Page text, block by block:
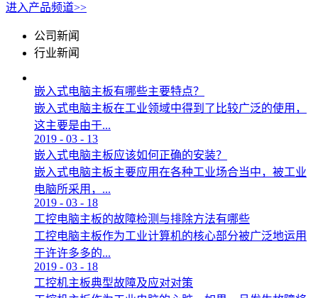
进入产品频道>>
公司新闻
行业新闻
嵌入式电脑主板有哪些主要特点？
嵌入式电脑主板在工业领域中得到了比较广泛的使用，
这主要是由于...
2019 - 03 - 13
嵌入式电脑主板应该如何正确的安装？
嵌入式电脑主板主要应用在各种工业场合当中，被工业
电脑所采用，...
2019 - 03 - 18
工控电脑主板的故障检测与排除方法有哪些
工控电脑主板作为工业计算机的核心部分被广泛地运用
于许许多多的...
2019 - 03 - 18
工控机主板典型故障及应对对策